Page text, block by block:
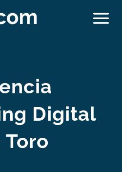
Digital
Toro